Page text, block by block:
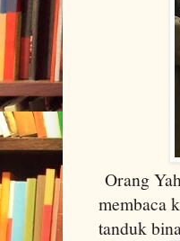
Orang
membaca
tanduk